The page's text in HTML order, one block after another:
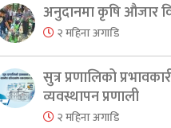
अनुदानमा कृषि औजार
२ महिना अगाडि
सुत्र प्रणालिको
व्यवस्थापन प्रणाली
२ महिना अगाडि